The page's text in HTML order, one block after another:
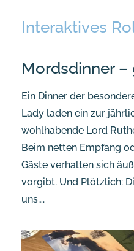
Interaktives
Mordsdinner –
Ein Dinner der
Lady laden ein zur
wohlhabende Lord
Beim netten Empfang
Gäste verhalten sich
vorgibt. Und Plötzlich:
uns….